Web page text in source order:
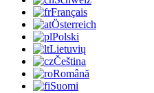
Français
Österreich
Polski
Lietuvių
Čeština
Română
Suomi